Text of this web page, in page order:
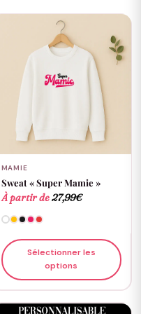
MAMIE
Sweat « Super Mamie »
À partir de27,99€
Sélectionner les
options